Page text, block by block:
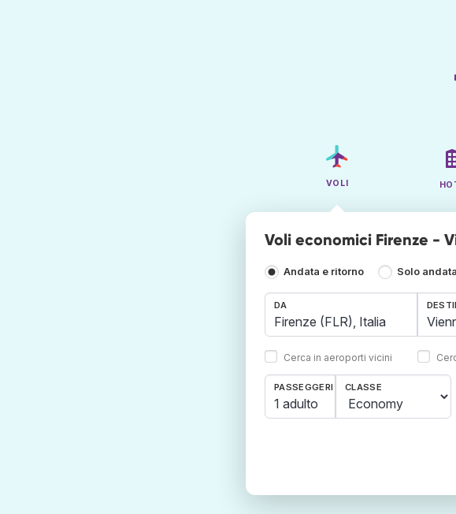
VOLI
Voli economici Firenze -
Andata e ritorno Solo andata
DA
Cerca in aeroporti vicini
PASSEGGERI
1 adulto
CLASSE